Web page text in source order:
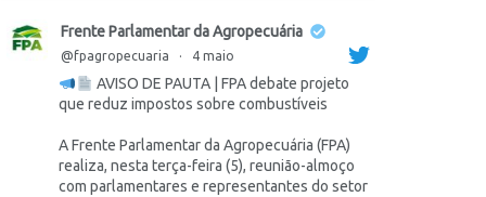
Frente Parlamentar da Agropecuária
@fpagropecuaria · 4 maio
AVISO DE PAUTA | FPA debate projeto
que reduz impostos sobre combustíveis
A Frente Parlamentar da Agropecuária (FPA)
realiza, nesta terça-feira (5), reunião-almoço
com parlamentares e representantes do setor